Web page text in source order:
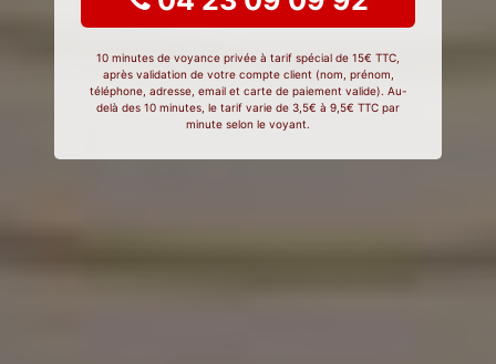
10 minutes de voyance privée à tarif spécial de 15€ TTC,
après validation de votre compte client (nom, prénom,
téléphone, adresse, email et carte de paiement valide). Au-
delà des 10 minutes, le tarif varie de 3,5€ à 9,5€ TTC par
minute selon le voyant.